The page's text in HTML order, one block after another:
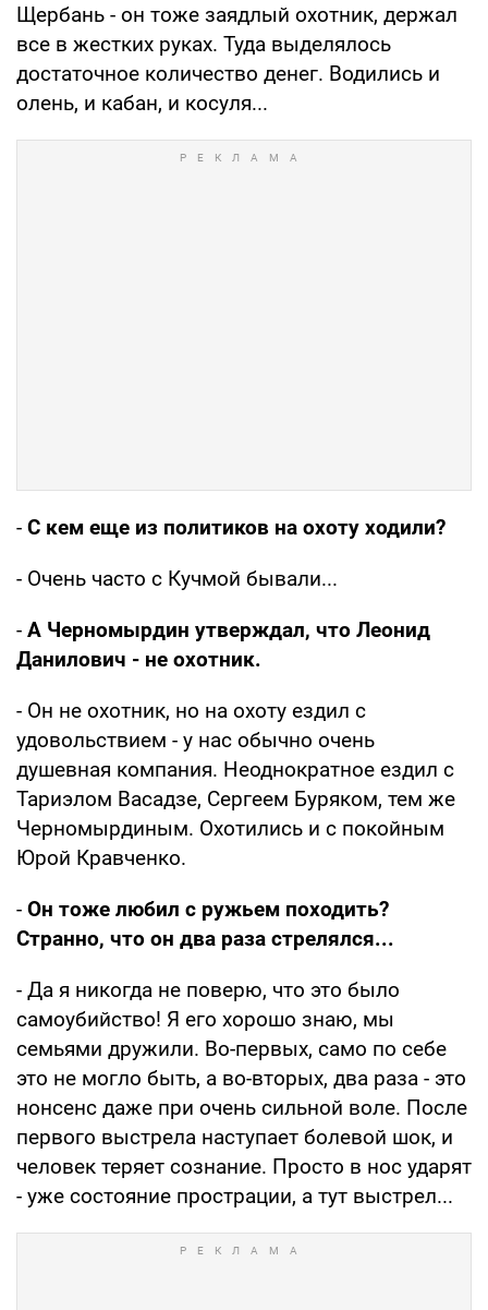
Щербань - он тоже заядлый охотник, держал
все в жестких руках. Туда выделялось
достаточное количество денег. Водились и
олень, и кабан, и косуля...
- С кем еще из политиков на охоту ходили?
- Очень часто с Кучмой бывали...
- А Черномырдин утверждал, что Леонид
Данилович - не охотник.
- Он не охотник, но на охоту ездил с
удовольствием - у нас обычно очень
душевная компания. Неоднократное ездил с
Тариэлом Васадзе, Сергеем Буряком, тем же
Черномырдиным. Охотились и с покойным
Юрой Кравченко.
- Он тоже любил с ружьем походить?
Странно, что он два раза стрелялся...
- Да я никогда не поверю, что это было
самоубийство! Я его хорошо знаю, мы
семьями дружили. Во-первых, само по себе
это не могло быть, а во-вторых, два раза - это
нонсенс даже при очень сильной воле. После
первого выстрела наступает болевой шок, и
человек теряет сознание. Просто в нос ударят
- уже состояние прострации, а тут выстрел...